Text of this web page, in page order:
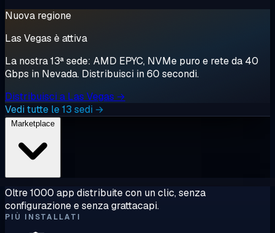
Nuova regione
Las Vegas è attiva
La nostra 13ª sede: AMD EPYC, NVMe puro e rete da 40
Gbps in Nevada. Distribuisci in 60 secondi.
Distribuisci a Las Vegas →
Vedi tutte le 13 sedi →
Oltre 1000 app distribuite con un clic, senza
configurazione e senza grattacapi.
PIÙ INSTALLATI